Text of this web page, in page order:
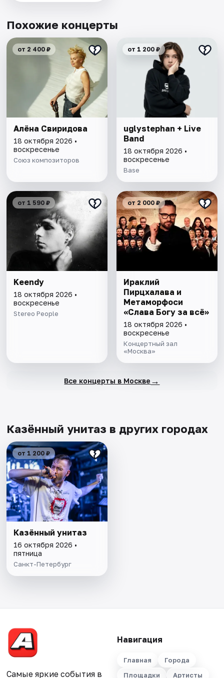
Похожие концерты
от 2 400 ₽
Алёна Свиридова
18 октября 2026 •
воскресенье
Союз композиторов
от 1 200 ₽
uglystephan + Live
Band
18 октября 2026 •
воскресенье
Base
от 1 590 ₽
Keendy
18 октября 2026 •
воскресенье
Stereo People
от 2 000 ₽
Ираклий
Пирцхалава и
Метаморфоси
«Слава Богу за всё»
18 октября 2026 •
воскресенье
Концертный зал
«Москва»
Все концерты в Москве →
Казённый унитаз в других городах
от 1 200 ₽
Казённый унитаз
16 октября 2026 •
пятница
Санкт-Петербург
Самые яркие события в
Навигация
Главная
Города
Площадки
Артисты